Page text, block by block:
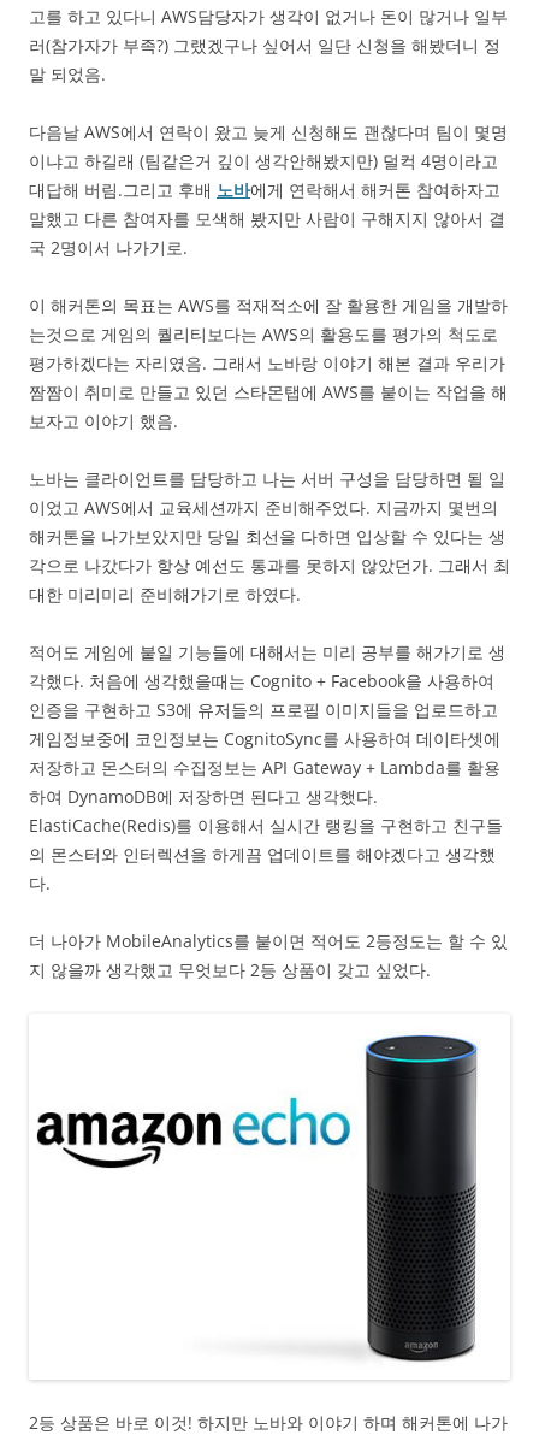
고를 하고 있다니 AWS담당자가 생각이 없거나 돈이 많거나 일부
러(참가자가 부족?) 그랬겠구나 싶어서 일단 신청을 해봤더니 정
말 되었음.
다음날 AWS에서 연락이 왔고 늦게 신청해도 괜찮다며 팀이 몇명
이냐고 하길래 (팀같은거 깊이 생각안해봤지만) 덜컥 4명이라고
대답해 버림.그리고 후배 노바에게 연락해서 해커톤 참여하자고
말했고 다른 참여자를 모색해 봤지만 사람이 구해지지 않아서 결
국 2명이서 나가기로.
이 해커톤의 목표는 AWS를 적재적소에 잘 활용한 게임을 개발하
는것으로 게임의 퀄리티보다는 AWS의 활용도를 평가의 척도로
평가하겠다는 자리였음. 그래서 노바랑 이야기 해본 결과 우리가
짬짬이 취미로 만들고 있던 스타몬탭에 AWS를 붙이는 작업을 해
보자고 이야기 했음.
노바는 클라이언트를 담당하고 나는 서버 구성을 담당하면 될 일
이었고 AWS에서 교육세션까지 준비해주었다. 지금까지 몇번의
해커톤을 나가보았지만 당일 최선을 다하면 입상할 수 있다는 생
각으로 나갔다가 항상 예선도 통과를 못하지 않았던가. 그래서 최
대한 미리미리 준비해가기로 하였다.
적어도 게임에 붙일 기능들에 대해서는 미리 공부를 해가기로 생
각했다. 처음에 생각했을때는 Cognito + Facebook을 사용하여
인증을 구현하고 S3에 유저들의 프로필 이미지들을 업로드하고
게임정보중에 코인정보는 CognitoSync를 사용하여 데이타셋에
저장하고 몬스터의 수집정보는 API Gateway + Lambda를 활용
하여 DynamoDB에 저장하면 된다고 생각했다.
ElastiCache(Redis)를 이용해서 실시간 랭킹을 구현하고 친구들
의 몬스터와 인터렉션을 하게끔 업데이트를 해야겠다고 생각했
다.
더 나아가 MobileAnalytics를 붙이면 적어도 2등정도는 할 수 있
지 않을까 생각했고 무엇보다 2등 상품이 갖고 싶었다.
2등 상품은 바로 이것! 하지만 노바와 이야기 하며 해커톤에 나가